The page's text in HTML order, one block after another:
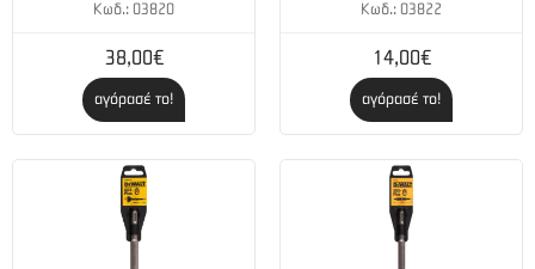
Κωδ.: 03820
38,00€
αγόρασέ το!
Κωδ.: 03822
14,00€
αγόρασέ το!